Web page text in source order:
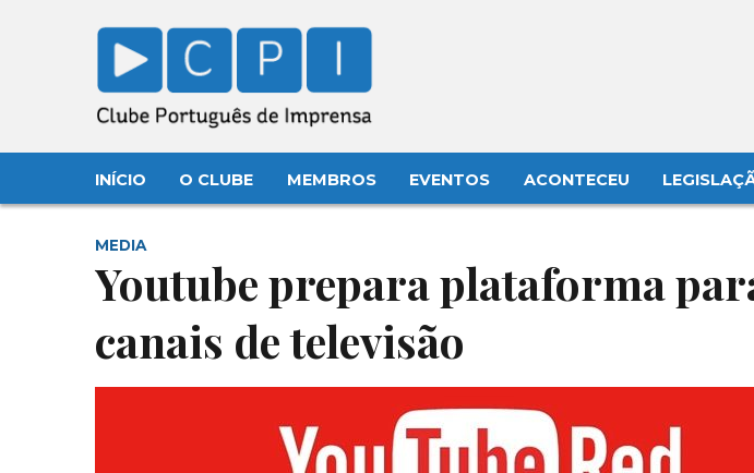
INÍCIO O CLUBE MEMBROS EVENTOS ACONTECEU
MEDIA
Youtube prepara plataforma
canais de televisão